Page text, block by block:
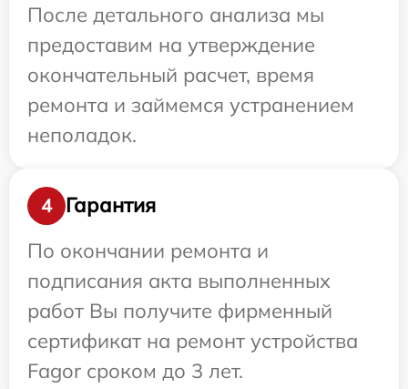
После детального анализа мы
предоставим на утверждение
окончательный расчет, время
ремонта и займемся устранением
неполадок.
4
Гарантия
По окончании ремонта и
подписания акта выполненных
работ Вы получите фирменный
сертификат на ремонт устройства
Fagor сроком до 3 лет.